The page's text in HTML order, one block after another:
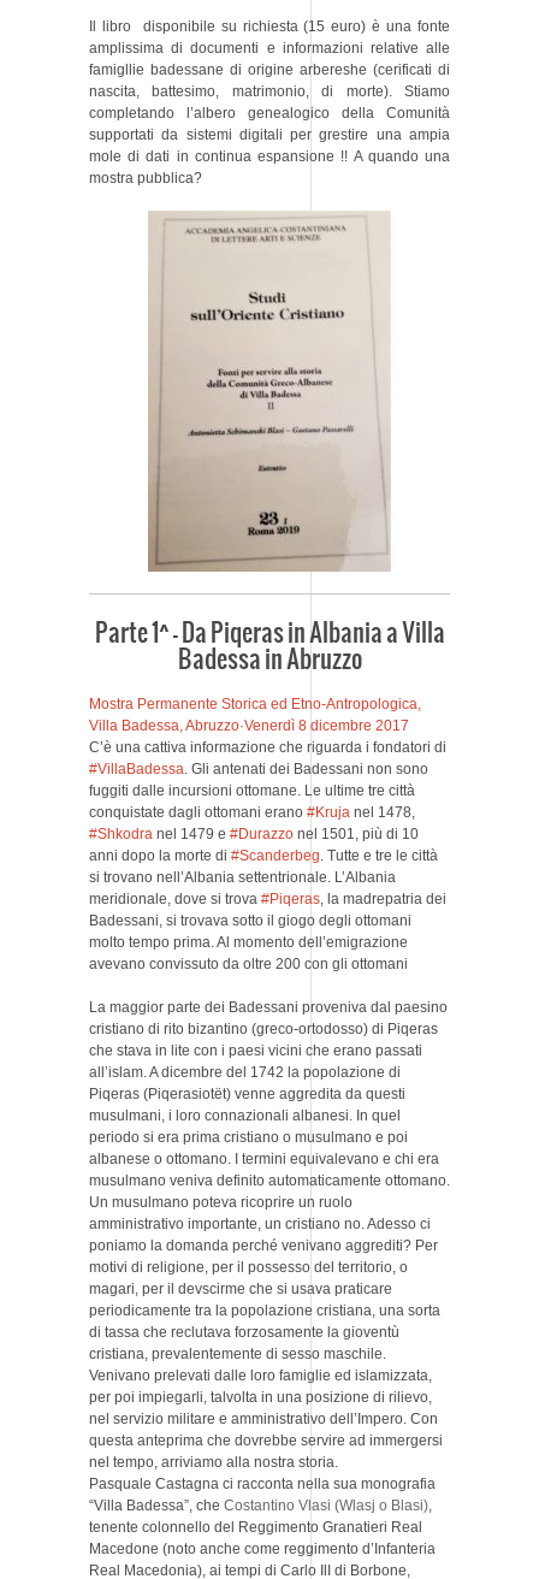
Il libro disponibile su richiesta (15 euro) è una fonte
amplissima di documenti e informazioni relative alle
famigllie badessane di origine arbereshe (cerificati di
nascita, battesimo, matrimonio, di morte). Stiamo
completando l’albero genealogico della Comunità
supportati da sistemi digitali per grestire una ampia
mole di dati in continua espansione !! A quando una
mostra pubblica?
Parte 1^ – Da Piqeras in Albania a Villa
Badessa in Abruzzo
Mostra Permanente Storica ed Etno-Antropologica,
Villa Badessa, Abruzzo·Venerdì 8 dicembre 2017
C’è una cattiva informazione che riguarda i fondatori di
#VillaBadessa. Gli antenati dei Badessani non sono
fuggiti dalle incursioni ottomane. Le ultime tre città
conquistate dagli ottomani erano #Kruja nel 1478,
#Shkodra nel 1479 e #Durazzo nel 1501, più di 10
anni dopo la morte di #Scanderbeg. Tutte e tre le città
si trovano nell’Albania settentrionale. L’Albania
meridionale, dove si trova #Piqeras, la madrepatria dei
Badessani, si trovava sotto il giogo degli ottomani
molto tempo prima. Al momento dell’emigrazione
avevano convissuto da oltre 200 con gli ottomani
La maggior parte dei Badessani proveniva dal paesino
cristiano di rito bizantino (greco-ortodosso) di Piqeras
che stava in lite con i paesi vicini che erano passati
all’islam. A dicembre del 1742 la popolazione di
Piqeras (Piqerasiotët) venne aggredita da questi
musulmani, i loro connazionali albanesi. In quel
periodo si era prima cristiano o musulmano e poi
albanese o ottomano. I termini equivalevano e chi era
musulmano veniva definito automaticamente ottomano.
Un musulmano poteva ricoprire un ruolo
amministrativo importante, un cristiano no. Adesso ci
poniamo la domanda perché venivano aggrediti? Per
motivi di religione, per il possesso del territorio, o
magari, per il devscirme che si usava praticare
periodicamente tra la popolazione cristiana, una sorta
di tassa che reclutava forzosamente la gioventù
cristiana, prevalentemente di sesso maschile.
Venivano prelevati dalle loro famiglie ed islamizzata,
per poi impiegarli, talvolta in una posizione di rilievo,
nel servizio militare e amministrativo dell’Impero. Con
questa anteprima che dovrebbe servire ad immergersi
nel tempo, arriviamo alla nostra storia.
Pasquale Castagna ci racconta nella sua monografia
“Villa Badessa”, che Costantino Vlasi (Wlasj o Blasi),
tenente colonnello del Reggimento Granatieri Real
Macedone (noto anche come reggimento d’Infanteria
Real Macedonia), ai tempi di Carlo IlI di Borbone,